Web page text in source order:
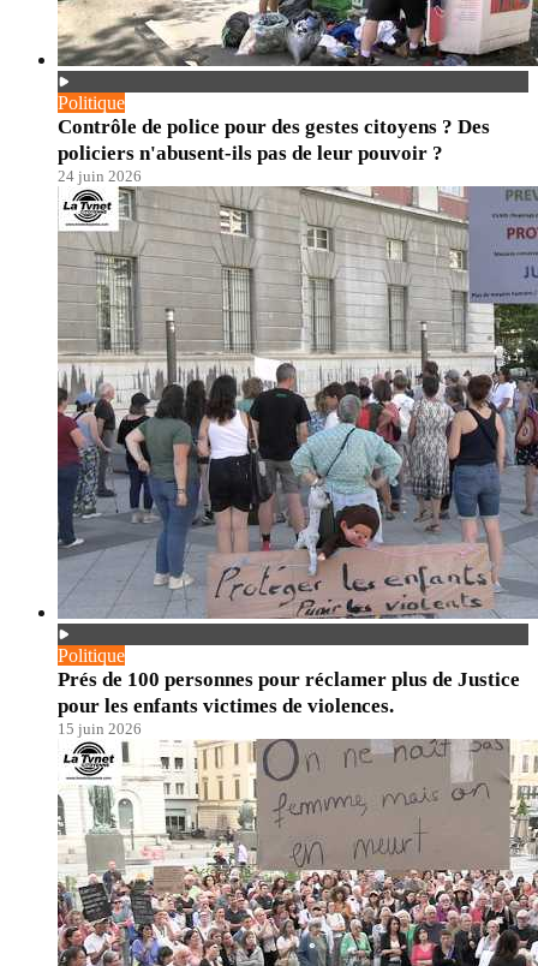
Politique
Contrôle de police pour des gestes citoyens ? Des
policiers n'abusent-ils pas de leur pouvoir ?
24 juin 2026
Politique
Prés de 100 personnes pour réclamer plus de Justice
pour les enfants victimes de violences.
15 juin 2026